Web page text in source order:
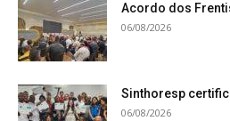
Acordo dos
06/08/2026
Sinthoresp
06/08/2026